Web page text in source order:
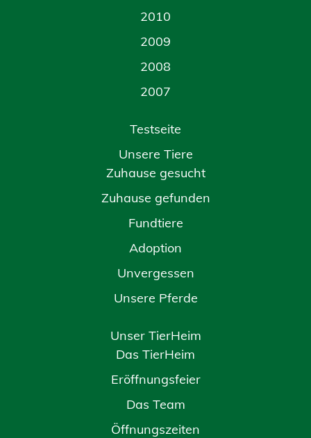
2010
2009
2008
2007
Testseite
Unsere Tiere
Zuhause gesucht
Zuhause gefunden
Fundtiere
Adoption
Unvergessen
Unsere Pferde
Unser TierHeim
Das TierHeim
Eröffnungsfeier
Das Team
Öffnungszeiten